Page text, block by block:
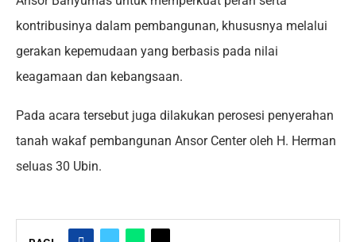
kontribusinya dalam pembangunan, khususnya melalui
gerakan kepemudaan yang berbasis pada nilai
keagamaan dan kebangsaan.
Pada acara tersebut juga dilakukan perosesi penyerahan
tanah wakaf pembangunan Ansor Center oleh H. Herman
seluas 30 Ubin.